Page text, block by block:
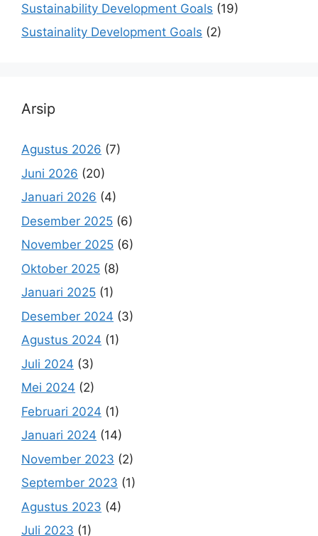
Sustainability Development Goals (19)
Sustainality Development Goals (2)
Arsip
Agustus 2026 (7)
Juni 2026 (20)
Januari 2026 (4)
Desember 2025 (6)
November 2025 (6)
Oktober 2025 (8)
Januari 2025 (1)
Desember 2024 (3)
Agustus 2024 (1)
Juli 2024 (3)
Mei 2024 (2)
Februari 2024 (1)
Januari 2024 (14)
November 2023 (2)
September 2023 (1)
Agustus 2023 (4)
Juli 2023 (1)